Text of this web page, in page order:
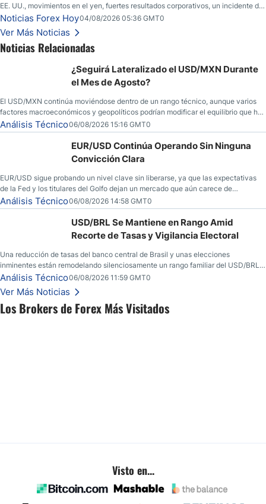
Los Brokers de Forex Más Visitados
EE. UU., movimientos en el yen, fuertes resultados corporativos, un incidente de
seguridad en Bitcoin y nuevas señales desde el mercado del petróleo.
Noticias Forex Hoy04/08/2026 05:36 GMT0
Ver Más Noticias
Noticias Relacionadas
¿Seguirá Lateralizado el USD/MXN Durante
el Mes de Agosto?
El USD/MXN continúa moviéndose dentro de un rango técnico, aunque varios
factores macroeconómicos y geopolíticos podrían modificar el equilibrio que ha
dominado al mercado en las últimas semanas.
Análisis Técnico06/08/2026 15:16 GMT0
EUR/USD Continúa Operando Sin Ninguna
Convicción Clara
EUR/USD sigue probando un nivel clave sin liberarse, ya que las expectativas
de la Fed y los titulares del Golfo dejan un mercado que aún carece de
convicción real.
Análisis Técnico06/08/2026 14:58 GMT0
USD/BRL Se Mantiene en Rango Amid
Recorte de Tasas y Vigilancia Electoral
Una reducción de tasas del banco central de Brasil y unas elecciones
inminentes están remodelando silenciosamente un rango familiar del USD/BRL.
Una reducción de tasas por parte del banco central de Brasil y unas elecciones
inminentes están remodelando silenciosamente un rango familiar del USD/BRL.
Esto es lo que los traders están observando a continuación.
Análisis Técnico06/08/2026 11:59 GMT0
Ver Más Noticias
Visto en...